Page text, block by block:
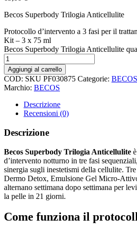
Becos Superbody Trilogia Anticellulite
Protocollo d’intervento a 3 fasi per il
Kit – 3 x 75 ml
Becos Superbody Trilogia Anticellulite
Aggiungi al carrello
COD: SKU PF030875 Categorie: BECOS
Marchio: BECOS
Descrizione
Recensioni (0)
Descrizione
Becos Superbody Trilogia Anticellulite
d’intervento notturno in tre fasi
sinergia sugli inestetismi della cellulite.
Dermo Detox, Emulsione Gel Micro-
alternano settimana dopo settimana per
la pelle in 21 giorni.
Come funziona il